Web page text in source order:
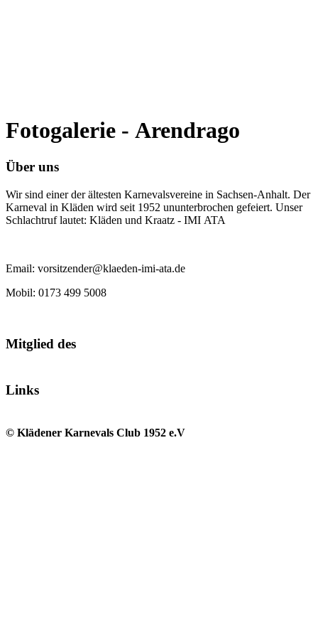
Fotogalerie - Arendrago
Über uns
Wir sind einer der ältesten Karnevalsvereine in Sachsen-Anhalt. Der
Karneval in Kläden wird seit 1952 ununterbrochen gefeiert. Unser
Schlachtruf lautet: Kläden und Kraatz - IMI ATA
Email: vorsitzender@klaeden-imi-ata.de
Mobil: 0173 499 5008
Mitglied des
Links
© Klädener Karnevals Club 1952 e.V